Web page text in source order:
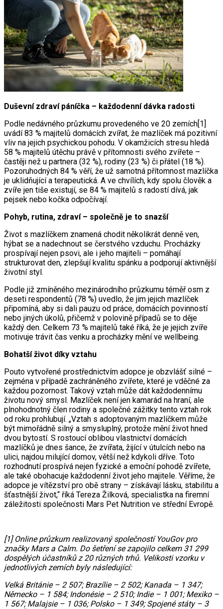
Duševní zdraví páníčka – každodenní dávka radosti
Podle nedávného průzkumu provedeného ve 20 zemích[1]
uvádí 83 % majitelů domácích zvířat, že mazlíček má pozitivní
vliv na jejich psychickou pohodu. V okamžicích stresu hledá
58 % majitelů útěchu právě v přítomnosti svého zvířete –
častěji než u partnera (32 %), rodiny (23 %) či přátel (18 %).
Pozoruhodných 84 % věří, že už samotná přítomnost mazlíčka
je uklidňující a terapeutická. A ve chvílích, kdy spolu člověk a
zvíře jen tiše existují, se 84 % majitelů s radostí dívá, jak
pejsek nebo kočka odpočívají.
Pohyb, rutina, zdraví – společně je to snazší
Život s mazlíčkem znamená chodit několikrát denně ven,
hýbat se a nadechnout se čerstvého vzduchu. Procházky
prospívají nejen psovi, ale i jeho majiteli – pomáhají
strukturovat den, zlepšují kvalitu spánku a podporují aktivnější
životní styl.
Podle již zmíněného mezinárodního průzkumu téměř osm z
deseti respondentů (78 %) uvedlo, že jim jejich mazlíček
připomíná, aby si dali pauzu od práce, domácích povinností
nebo jiných úkolů, přičemž v polovině případů se to děje
každý den. Celkem 73 % majitelů také říká, že je jejich zvíře
motivuje trávit čas venku a procházky mění ve wellbeing.
Bohatší život díky vztahu
Pouto vytvořené prostřednictvím adopce je obzvlášť silné –
zejména v případě zachráněného zvířete, které je vděčné za
každou pozornost. Takový vztah může dát každodennímu
životu nový smysl. Mazlíček není jen kamarád na hraní, ale
plnohodnotný člen rodiny a společné zážitky tento vztah rok
od roku prohlubují. „Vztah s adoptovaným mazlíčkem může
být mimořádně silný a smysluplný, protože mění život hned
dvou bytostí. S rostoucí oblibou vlastnictví domácích
mazlíčků je dnes šance, že zvířata, žijící v útulcích nebo na
ulici, najdou milující domov, větší než kdykoli dříve. Toto
rozhodnutí prospívá nejen fyzické a emoční pohodě zvířete,
ale také obohacuje každodenní život jeho majitele. Věříme, že
adopce je vítězství pro obě strany – získávají lásku, stabilitu a
šťastnější život,“ říká Tereza Žilková, specialistka na firemní
záležitosti společnosti Mars Pet Nutrition ve střední Evropě.
[1] Online průzkum realizovaný společností YouGov pro
značky Mars a Calm. Do šetření se zapojilo celkem 31 299
dospělých účastníků z 20 různých trhů. Velikosti vzorku v
jednotlivých zemích byly následující:
Velká Británie – 2 507; Brazílie – 2 502; Kanada – 1 347;
Německo – 1 584; Indonésie – 2 510; Indie – 1 001; Mexiko –
1 567; Malajsie – 1 036; Polsko – 1 349; Spojené státy – 3